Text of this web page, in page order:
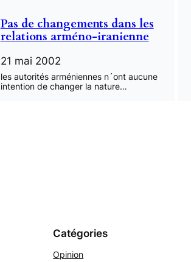
Pas de changements dans les
relations arméno-iranienne
21 mai 2002
les autorités arméniennes n´ont aucune
intention de changer la nature…
Catégories
Opinion